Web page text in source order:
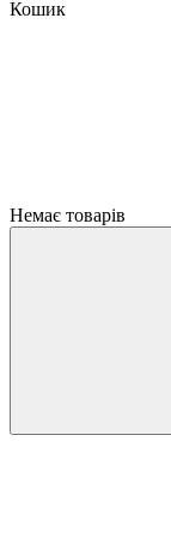
Кошик
Немає товарів